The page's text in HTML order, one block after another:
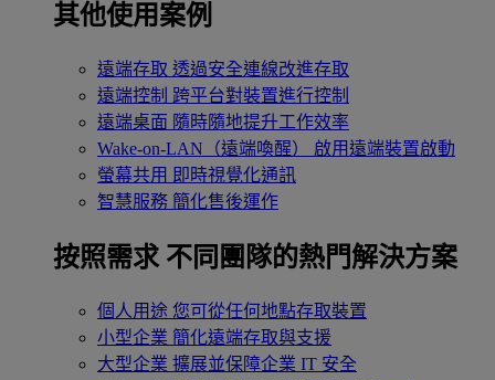
其他使用案例
遠端存取 透過安全連線改進存取
遠端控制 跨平台對裝置進行控制
遠端桌面 隨時隨地提升工作效率
Wake-on-LAN（遠端喚醒）
啟用遠端裝置啟動
螢幕共用 即時視覺化通訊
智慧服務 簡化售後運作
按照需求 不同團隊的熱門解決方案
個人用途 您可從任何地點存取裝置
小型企業 簡化遠端存取與支援
大型企業 擴展並保障企業 IT 安全